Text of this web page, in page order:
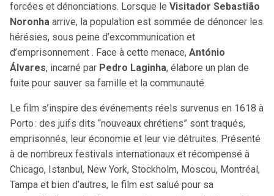
forcées et dénonciations. Lorsque le Visitador Sebastião
Noronha arrive, la population est sommée de dénoncer les
hérésies, sous peine d’excommunication et
d’emprisonnement . Face à cette menace, António
Álvares, incarné par Pedro Laginha, élabore un plan de
fuite pour sauver sa famille et la communauté.
Le film s’inspire des événements réels survenus en 1618 à
Porto : des juifs dits “nouveaux chrétiens” sont traqués,
emprisonnés, leur économie et leur vie détruites. Présenté
à de nombreux festivals internationaux et récompensé à
Chicago, Istanbul, New York, Stockholm, Moscou, Montréal,
Tampa et bien d’autres, le film est salué pour sa